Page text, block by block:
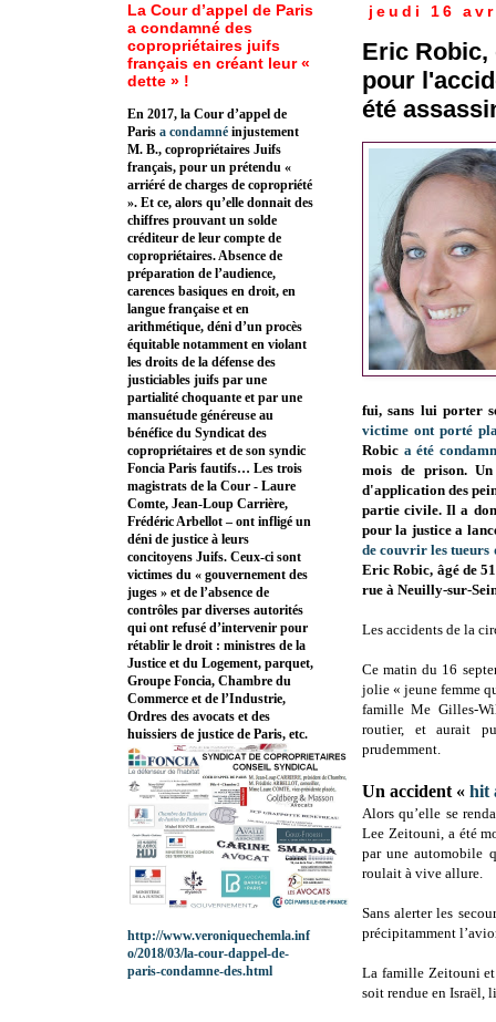
jeudi 16
Eric Robic,
pour
été
fui, sans lui porter
victime ont porté
Robic a été
mois de prison.
d'application des
partie civile. Il a
pour la justice a
de couvrir les tueurs
Eric Robic, âgé de
rue à Neuilly-sur-
Les accidents de la
Ce matin du 16
jolie « jeune femme
famille Me Gilles-
routier, et aurait
prudemment.
Un accident « hit
Alors qu’elle se
Lee Zeitouni, a été
par une automobile
roulait à vive allure.
Sans alerter les
précipitamment
La famille Zeitouni
soit rendue en Israël,
La Cour d’appel de Paris
a condamné des
copropriétaires juifs
français en créant leur «
dette » !
En 2017, la Cour d’appel de
Paris a condamné injustement
M. B., copropriétaires Juifs
français, pour un prétendu «
arriéré de charges de copropriété
». Et ce, alors qu’elle donnait des
chiffres prouvant un solde
créditeur de leur compte de
copropriétaires. Absence de
préparation de l’audience,
carences basiques en droit, en
langue française et en
arithmétique, déni d’un procès
équitable notamment en violant
les droits de la défense des
justiciables juifs par une
partialité choquante et par une
mansuétude généreuse au
bénéfice du Syndicat des
copropriétaires et de son syndic
Foncia Paris fautifs… Les trois
magistrats de la Cour - Laure
Comte, Jean-Loup Carrière,
Frédéric Arbellot – ont infligé un
déni de justice à leurs
concitoyens Juifs. Ceux-ci sont
victimes du « gouvernement des
juges » et de l’absence de
contrôles par diverses autorités
qui ont refusé d’intervenir pour
rétablir le droit : ministres de la
Justice et du Logement, parquet,
Groupe Foncia, Chambre du
Commerce et de l’Industrie,
Ordres des avocats et des
huissiers de justice de Paris, etc.
http://www.veroniquechemla.inf
o/2018/03/la-cour-dappel-de-
paris-condamne-des.html